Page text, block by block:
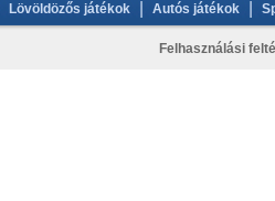
Lövöldözős játékok Autós játékok
Felhasználási